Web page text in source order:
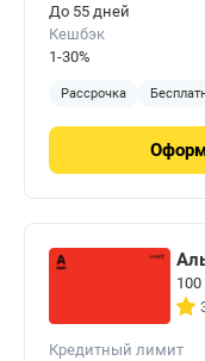
До 55 дней
Кешбэк
1-30%
Рассрочка
Кредитный лимит